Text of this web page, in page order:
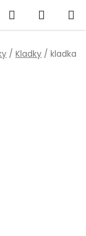
Hledat
KOŠÍK
/ Kladky / kladka